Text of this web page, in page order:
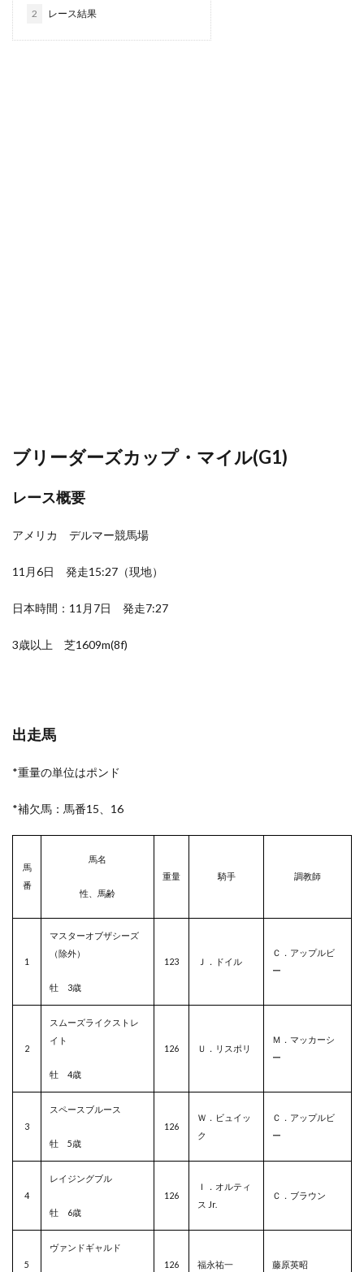
2 レース結果
ブリーダーズカップ・マイル(G1)
レース概要
アメリカ デルマー競馬場
11月6日 発走15:27（現地）
日本時間：11月7日 発走7:27
3歳以上 芝1609m(8f)
出走馬
*重量の単位はポンド
*補欠馬：馬番15、16
馬
番
馬名
性、馬齢
重量 騎手 調教師
1
マスターオブザシーズ
（除外）
牡 3歳
123 Ｊ．ドイル
Ｃ．アップルビ
ー
2
スムーズライクストレ
イト
牡 4歳
126 Ｕ．リスポリ
Ｍ．マッカーシ
ー
3
スペースブルース
牡 5歳
126
Ｗ．ビュイッ
ク
Ｃ．アップルビ
ー
4
レイジングブル
牡 6歳
126
Ｉ．オルティ
ス Jr.
Ｃ．ブラウン
5
ヴァンドギャルド
126
福永祐一 藤原英昭